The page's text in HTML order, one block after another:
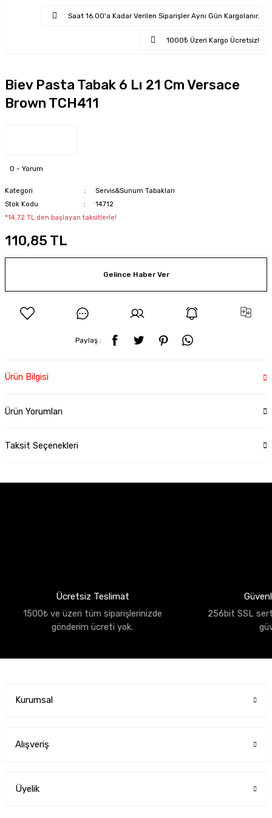
Saat 16.00'a Kadar Verilen Siparişler Aynı Gün Kargolanır.
1000₺ Üzeri Kargo Ücretsiz!
Biev Pasta Tabak 6 Lı 21 Cm Versace
Brown TCH411
0 - Yorum
Kategori
Servis&Sunum Tabakları
Stok Kodu
14712
*14,72 TL den başlayan taksitlerle!
110,85 TL
Gelince Haber Ver
Paylaş :
Ürün Bilgisi
Ürün Yorumları
Taksit Seçenekleri
Ücretsiz Teslimat
1500₺ ve üzeri tüm siparişlerinizde
gönderim ücreti yok.
256bit SSL
Kurumsal
Alışveriş
Üyelik